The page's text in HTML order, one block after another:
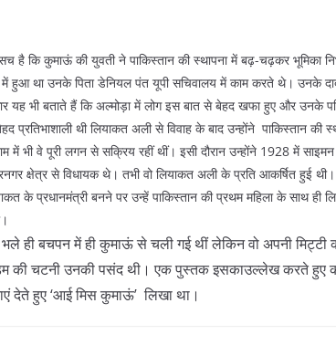
कि कुमाऊं की युवती ने पाकिस्तान की स्थापना में बढ़-चढ़कर भूमिका
हुआ था उनके पिता डेनियल पंत यूपी सचिवालय में काम करते थे। उनके दादा
यह भी बताते हैं कि अल्मोड़ा में लोग इस बात से बेहद खफा हुए और उनके
प्रतिभाशाली थी लियाकत अली से विवाह के बाद उन्होंने पाकिस्तान की
में भी वे पूरी लगन से सक्रिय रहीं थीं। इसी दौरान उन्होंने 1928 में
क्षेत्र से विधायक थे। तभी वो लियाकत अली के प्रति आकर्षित हुई थी।
के प्रधानमंत्री बनने पर उन्हें पाकिस्तान की प्रथम महिला के साथ
ही बचपन में ही कुमाऊं से चली गई थीं लेकिन वो अपनी मिट्टी
की चटनी उनकी पसंद थी। एक पुस्तक इसकाउल्लेख करते हुए
देते हुए ‘आई मिस कुमाऊं’ लिखा था।